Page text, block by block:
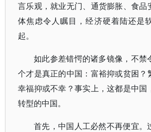
言乐观，就业无门、通货膨胀、食品
体焦虑令人瞩目，经济硬着陆还是
起。
如此参差错愕的诸多镜像，不禁
个才是真正的中国：富裕抑或贫困？
幸福抑或不幸？事实上，这都是中国
转型的中国。
首先，中国人工必然不再便宜。